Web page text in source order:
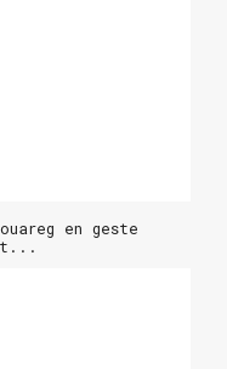
en geste